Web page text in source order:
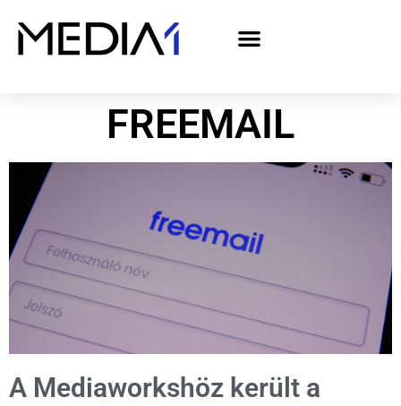
FREEMAIL
A Mediaworkshöz került a